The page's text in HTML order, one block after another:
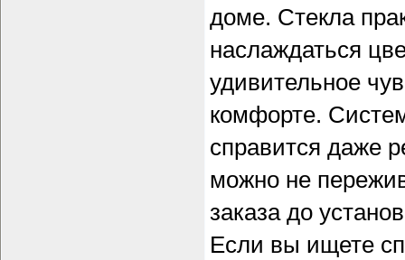
доме. Стекла
наслаждаться
удивительное
комфорте.
справится даже
можно не
заказа до
Если вы ищете